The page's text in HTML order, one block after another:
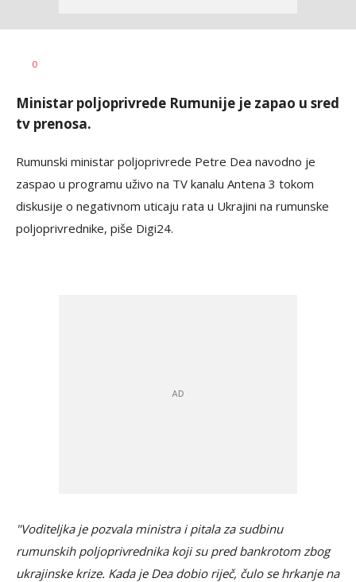
AUTOR
0
Ministar poljoprivrede Rumunije je zapao u sred
tv prenosa.
Rumunski ministar poljoprivrede Petre Dea navodno je
zaspao u programu uživo na TV kanalu Antena 3 tokom
diskusije o negativnom uticaju rata u Ukrajini na rumunske
poljoprivrednike, piše Digi24.
"Voditeljka je pozvala ministra i pitala za sudbinu
rumunskih poljoprivrednika koji su pred bankrotom zbog
ukrajinske krize. Kada je Dea dobio riječ, čulo se hrkanje na